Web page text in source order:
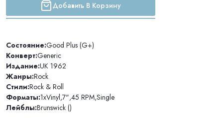
Добавить В Корзину
Состояние:Good Plus (G+)
Конверт:Generic
Издание:UK 1962
Жанры:Rock
Стили:Rock & Roll
Форматы:1xVinyl,7",45 RPM,Single
Лейблы:Brunswick ()